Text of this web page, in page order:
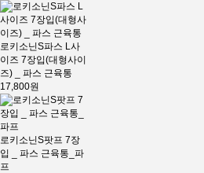
로키소닌S파스 L사
이즈 7장입(대형사이
즈) _ 파스 근육통
17,800원
로키소닌S팟프 7장
입 _ 파스 근육통_파
프